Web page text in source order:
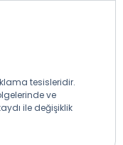
tesisleridir.
ve
ile değişiklik